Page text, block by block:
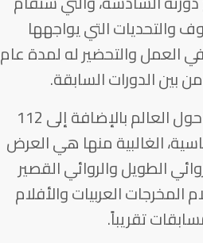
الظروف والتحديات التي يواجهها
العمل والتحضير له لمدة عام
بين الدورات السابقة.
تقدم للمهرجان أكثر من 750 فيلماً من 45 دولة حول العالم بالإضافة إلى 112
الغالبية منها هي العرض
الطويل والروائي القصير
العربيات والأفلام
تقريباً.